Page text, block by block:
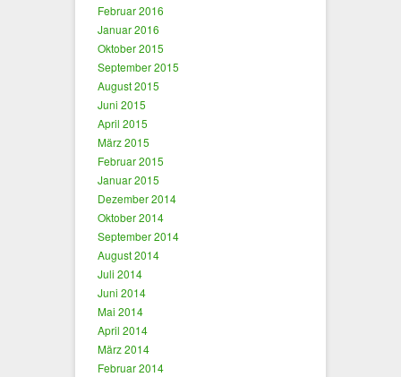
Februar 2016
Januar 2016
Oktober 2015
September 2015
August 2015
Juni 2015
April 2015
März 2015
Februar 2015
Januar 2015
Dezember 2014
Oktober 2014
September 2014
August 2014
Juli 2014
Juni 2014
Mai 2014
April 2014
März 2014
Februar 2014